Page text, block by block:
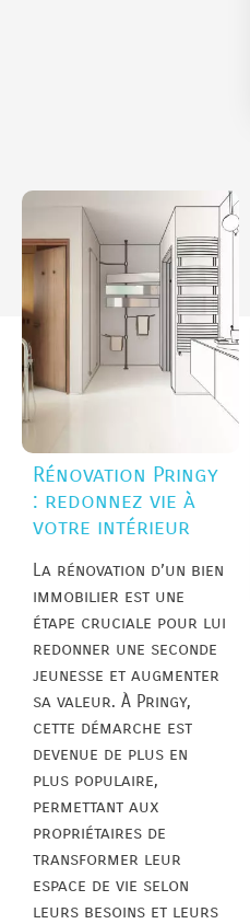
Rénovation Pringy
: redonnez vie à
votre intérieur
La rénovation d’un bien
immobilier est une
étape cruciale pour lui
redonner une seconde
jeunesse et augmenter
sa valeur. À Pringy,
cette démarche est
devenue de plus en
plus populaire,
permettant aux
propriétaires de
transformer leur
espace de vie selon
leurs besoins et leurs